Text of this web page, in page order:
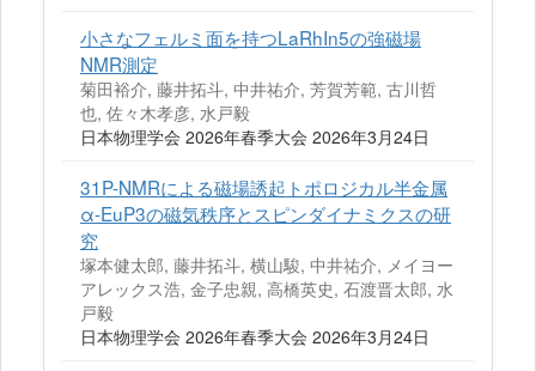
小さなフェルミ面を持つLaRhIn5の強磁場
NMR測定
菊田裕介, 藤井拓斗, 中井祐介, 芳賀芳範, 古川哲
也, 佐々木孝彦, 水戸毅
日本物理学会 2026年春季大会 2026年3月24日
31P-NMRによる磁場誘起トポロジカル半金属
α-EuP3の磁気秩序とスピンダイナミクスの研
究
塚本健太郎, 藤井拓斗, 横山駿, 中井祐介, メイヨー
アレックス浩, 金子忠親, 高橋英史, 石渡晋太郎, 水
戸毅
日本物理学会 2026年春季大会 2026年3月24日